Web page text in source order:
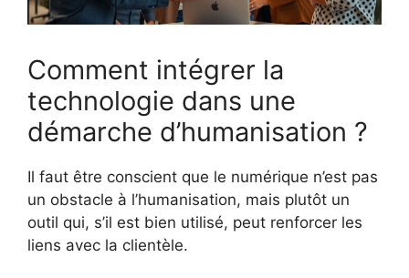
Comment intégrer la
technologie dans une
démarche d’humanisation ?
Il faut être conscient que le numérique n’est pas
un obstacle à l’humanisation, mais plutôt un
outil qui, s’il est bien utilisé, peut renforcer les
liens avec la clientèle.